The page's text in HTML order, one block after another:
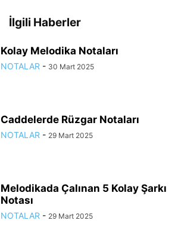
İlgili Haberler
Kolay Melodika Notaları
NOTALAR - 30 Mart 2025
Caddelerde Rüzgar Notaları
NOTALAR - 29 Mart 2025
Melodikada Çalınan 5 Kolay Şarkı
Notası
NOTALAR - 29 Mart 2025